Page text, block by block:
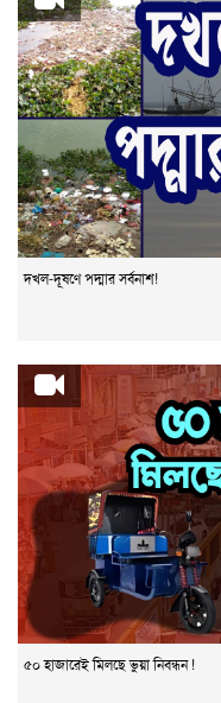
দখল-দূষণে পদ্মার সর্বনাশ!
৫০ হাজারেই মিলছে ভুয়া নিবন্ধন !